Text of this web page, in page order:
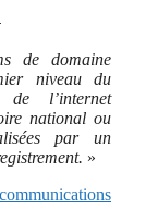
de domaine
niveau du
de l’internet
national ou
par un
»